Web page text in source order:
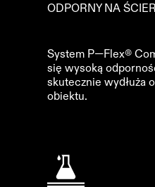
ODPORNY NA
System P—Flex®
się wysoką
skutecznie wydłuża
obiektu.